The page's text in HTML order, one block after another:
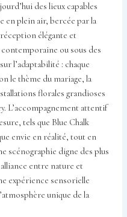
des lieux capables
en plein air, bercée par la
élégante et
contemporaine ou sous des
l’adaptabilité : chaque
le thème du mariage, la
florales grandioses
L’accompagnement attentif
tels que Blue Chalk
envie en réalité, tout en
scénographie digne des plus
entre nature et
expérience sensorielle
unique de la